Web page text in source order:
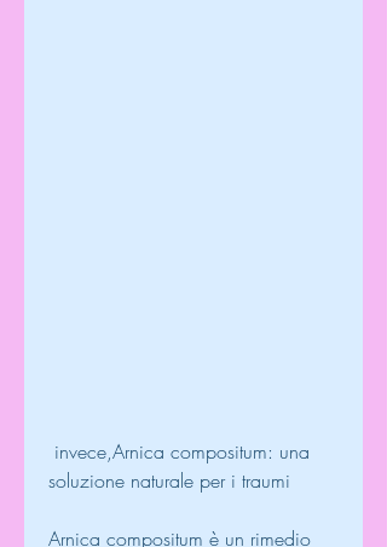
soluzione naturale per i traumi
Arnica compositum è un rimedio